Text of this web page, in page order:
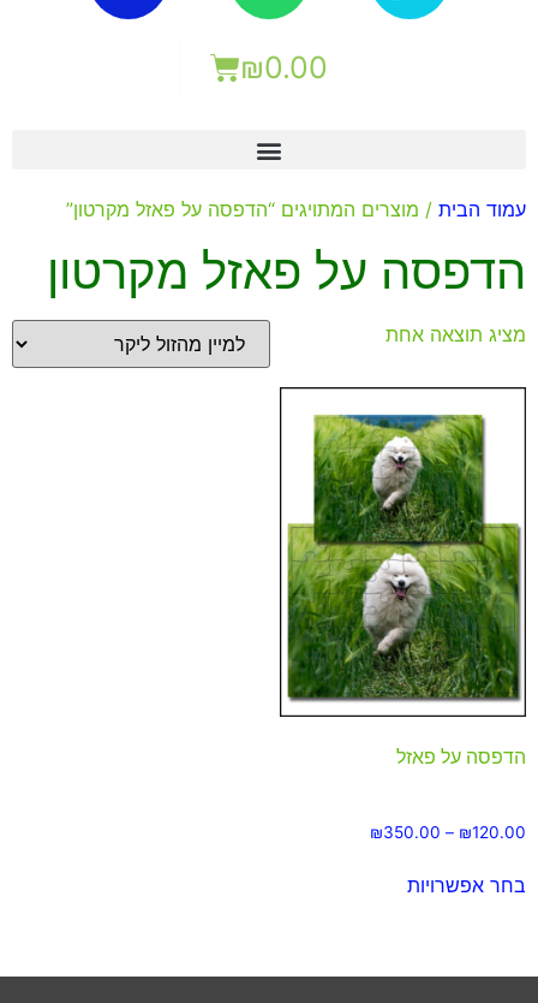
₪0.00
עמוד הבית / מוצרים המתויגים “הדפסה על פאזל מקרטון”
הדפסה על פאזל מקרטון
מציג תוצאה אחת
הדפסה על פאזל
₪120.00
–
₪350.00
בחר אפשרויות